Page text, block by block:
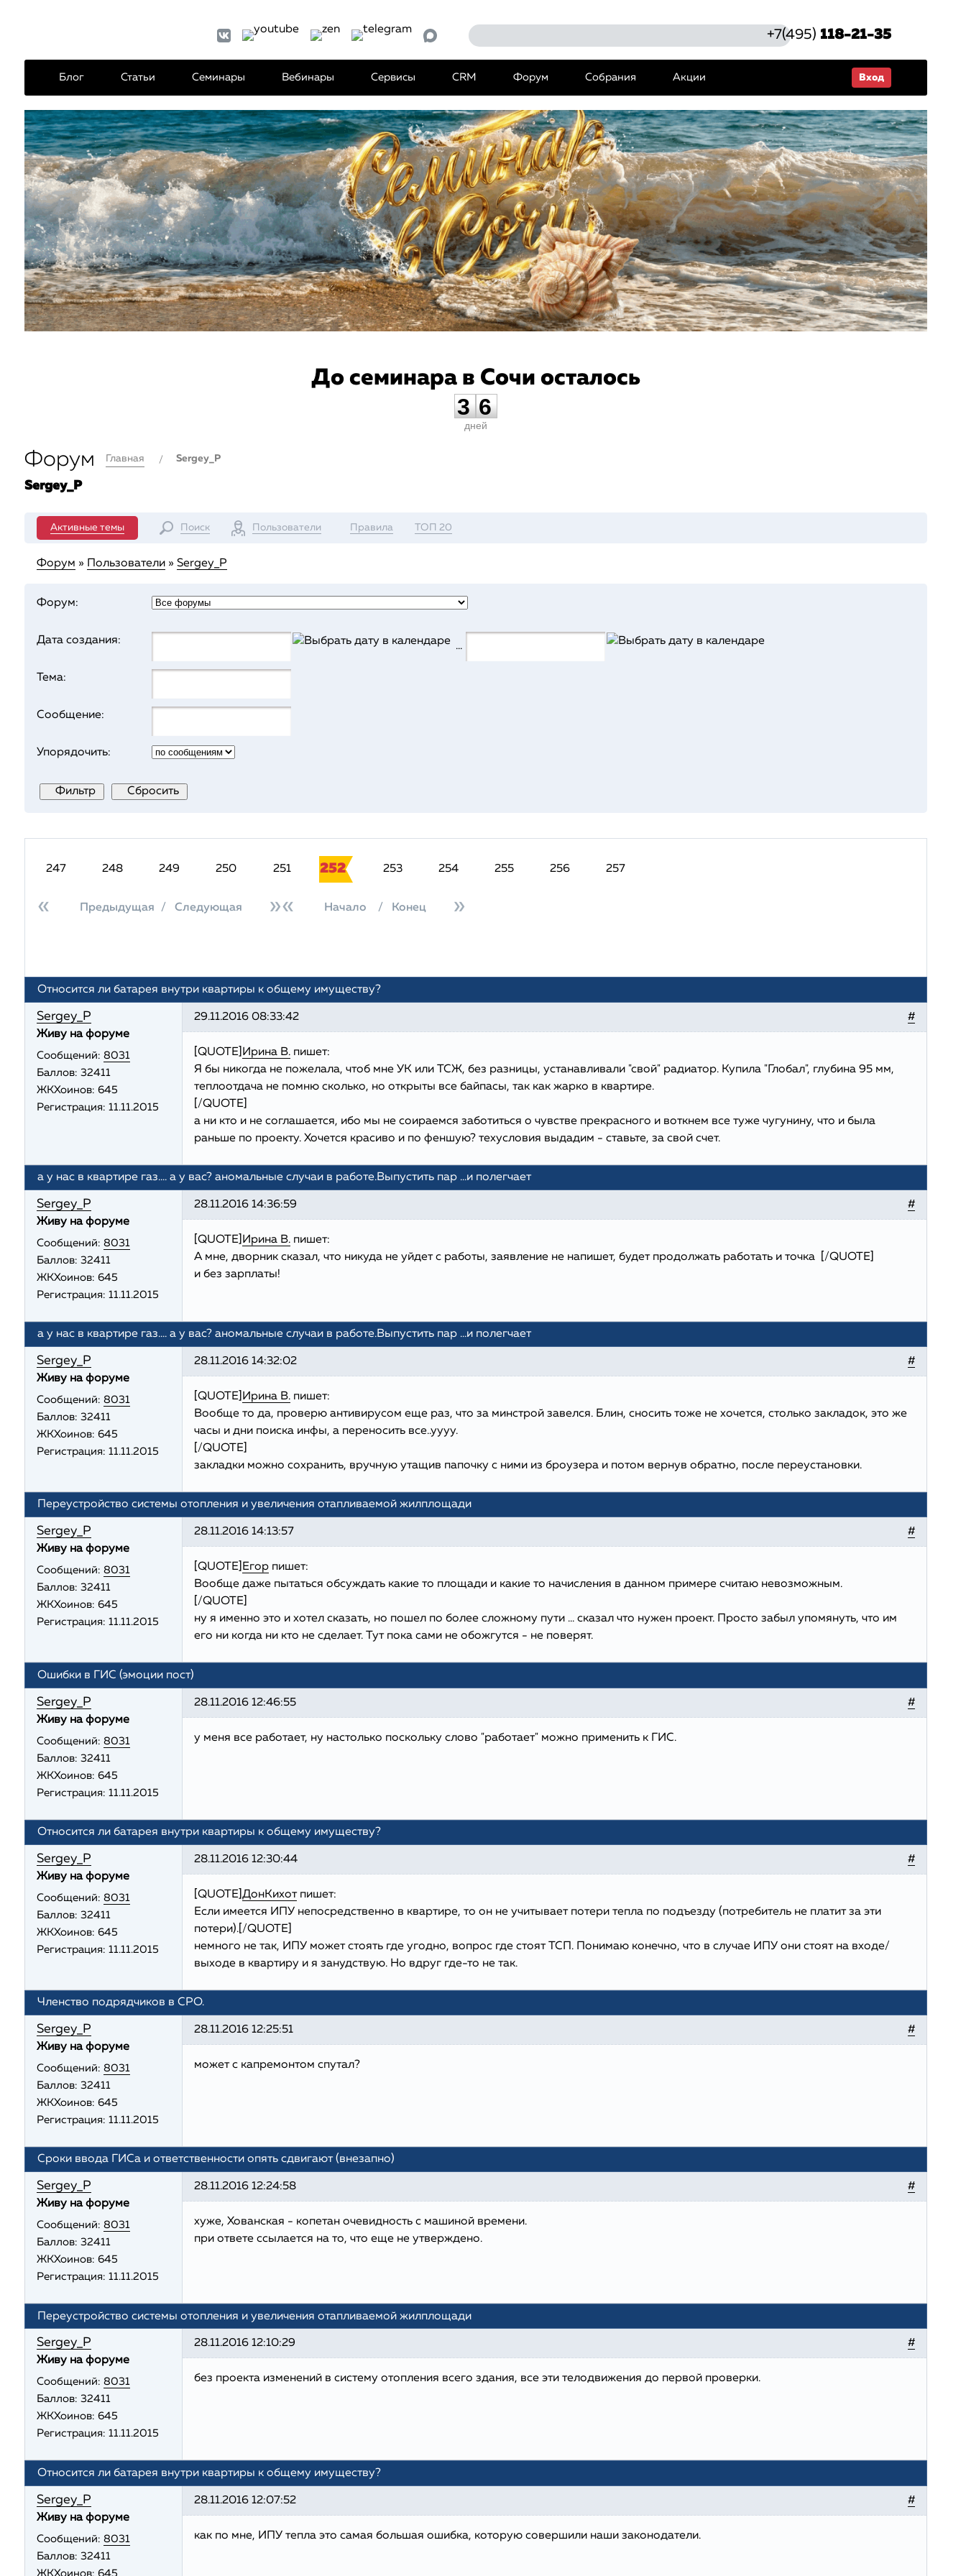
+7(495) 118-21-35
Блог Статьи Семинары Вебинары Сервисы CRM Форум Собрания Акции Вход
До семинара в Сочи осталось
3 6
дней
Форум Главная Sergey_P
Sergey_P
Активные темы Поиск Пользователи Правила ТОП 20
Форум » Пользователи »Sergey_P
Форум:
Дата создания: …
Тема:
Сообщение:
Упорядочить:
247 248 249 250 251 252 253 254 255 256 257
Предыдущая / Следующая Начало / Конец
Относится ли батарея внутри квартиры к общему имуществу?
Sergey_P
Живу на форуме
Сообщений: 8031
Баллов: 32411
ЖКХоинов: 645
Регистрация: 11.11.2015
#
29.11.2016 08:33:42
[QUOTE] Ирина В.пишет:
Я бы никогда не пожелала, чтоб мне УК или ТСЖ, без разницы, устанавливали "свой" радиатор. Купила "Глобал", глубина 95 мм,
теплоотдача не помню сколько, но открыты все байпасы, так как жарко в квартире.
[/QUOTE]
а ни кто и не соглашается, ибо мы не соираемся заботиться о чувстве прекрасного и воткнем все туже чугунину, что и была
раньше по проекту. Хочется красиво и по феншую? техусловия выдадим - ставьте, за свой счет.
а у нас в квартире газ.... а у вас? аномальные случаи в работе.Выпустить пар ...и полегчает
Sergey_P
Живу на форуме
Сообщений: 8031
Баллов: 32411
ЖКХоинов: 645
Регистрация: 11.11.2015
#
28.11.2016 14:36:59
[QUOTE] Ирина В.пишет:
А мне, дворник сказал, что никуда не уйдет с работы, заявление не напишет, будет продолжать работать и точка [/QUOTE]
и без зарплаты!
а у нас в квартире газ.... а у вас? аномальные случаи в работе.Выпустить пар ...и полегчает
Sergey_P
Живу на форуме
Сообщений: 8031
Баллов: 32411
ЖКХоинов: 645
Регистрация: 11.11.2015
#
28.11.2016 14:32:02
[QUOTE] Ирина В.пишет:
Вообще то да, проверю антивирусом еще раз, что за минстрой завелся. Блин, сносить тоже не хочется, столько закладок, это же
часы и дни поиска инфы, а переносить все..уууу.
[/QUOTE]
закладки можно сохранить, вручную утащив папочку с ними из броузера и потом вернув обратно, после переустановки.
Переустройство системы отопления и увеличения отапливаемой жилплощади
Sergey_P
Живу на форуме
Сообщений: 8031
Баллов: 32411
ЖКХоинов: 645
Регистрация: 11.11.2015
#
28.11.2016 14:13:57
[QUOTE] Егорпишет:
Вообще даже пытаться обсуждать какие то площади и какие то начисления в данном примере считаю невозможным.
[/QUOTE]
ну я именно это и хотел сказать, но пошел по более сложному пути ... сказал что нужен проект. Просто забыл упомянуть, что им
его ни когда ни кто не сделает. Тут пока сами не обожгутся - не поверят.
Ошибки в ГИС (эмоции пост)
Sergey_P
Живу на форуме
Сообщений: 8031
Баллов: 32411
ЖКХоинов: 645
Регистрация: 11.11.2015
#
28.11.2016 12:46:55
у меня все работает, ну настолько поскольку слово "работает" можно применить к ГИС.
Относится ли батарея внутри квартиры к общему имуществу?
Sergey_P
Живу на форуме
Сообщений: 8031
Баллов: 32411
ЖКХоинов: 645
Регистрация: 11.11.2015
#
28.11.2016 12:30:44
[QUOTE] ДонКихотпишет:
Если имеется ИПУ непосредственно в квартире, то он не учитывает потери тепла по подъезду (потребитель не платит за эти
потери).[/QUOTE]
немного не так, ИПУ может стоять где угодно, вопрос где стоят ТСП. Понимаю конечно, что в случае ИПУ они стоят на входе/
выходе в квартиру и я занудствую. Но вдруг где-то не так.
Членство подрядчиков в СРО.
Sergey_P
Живу на форуме
Сообщений: 8031
Баллов: 32411
ЖКХоинов: 645
Регистрация: 11.11.2015
#
28.11.2016 12:25:51
может с капремонтом спутал?
Сроки ввода ГИСа и ответственности опять сдвигают (внезапно)
Sergey_P
Живу на форуме
Сообщений: 8031
Баллов: 32411
ЖКХоинов: 645
Регистрация: 11.11.2015
#
28.11.2016 12:24:58
хуже, Хованская - копетан очевидность с машиной времени.
при ответе ссылается на то, что еще не утверждено.
Переустройство системы отопления и увеличения отапливаемой жилплощади
Sergey_P
Живу на форуме
Сообщений: 8031
Баллов: 32411
ЖКХоинов: 645
Регистрация: 11.11.2015
#
28.11.2016 12:10:29
без проекта изменений в систему отопления всего здания, все эти телодвижения до первой проверки.
Относится ли батарея внутри квартиры к общему имуществу?
Sergey_P
Живу на форуме
Сообщений: 8031
Баллов: 32411
ЖКХоинов: 645
#
28.11.2016 12:07:52
как по мне, ИПУ тепла это самая большая ошибка, которую совершили наши законодатели.